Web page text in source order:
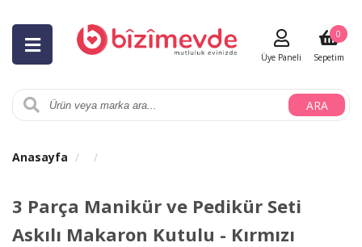
ARA
Üye Paneli Sepetim
0
Anasayfa
3 Parça Manikür ve Pedikür Seti
Askılı Makaron Kutulu - Kırmızı